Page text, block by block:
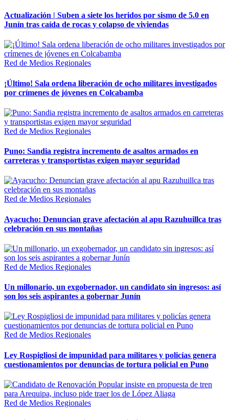
Actualización | Suben a siete los heridos por sismo de 5.0 en
Junín tras caída de rocas y colapso de viviendas
Red de Medios Regionales
¡Último! Sala ordena liberación de ocho militares investigados
por crímenes de jóvenes en Colcabamba
Red de Medios Regionales
Puno: Sandia registra incremento de asaltos armados en
carreteras y transportistas exigen mayor seguridad
Red de Medios Regionales
Ayacucho: Denuncian grave afectación al apu Razuhuillca tras
celebración en sus montañas
Red de Medios Regionales
Un millonario, un exgobernador, un candidato sin ingresos: así
son los seis aspirantes a gobernar Junín
Red de Medios Regionales
Ley Rospigliosi de impunidad para militares y policías genera
cuestionamientos por denuncias de tortura policial en Puno
Red de Medios Regionales